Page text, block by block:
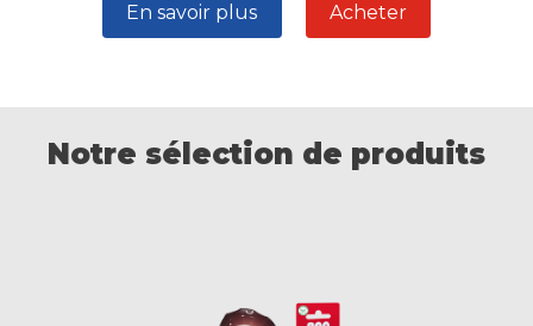
En savoir plus Acheter
Notre sélection de produits